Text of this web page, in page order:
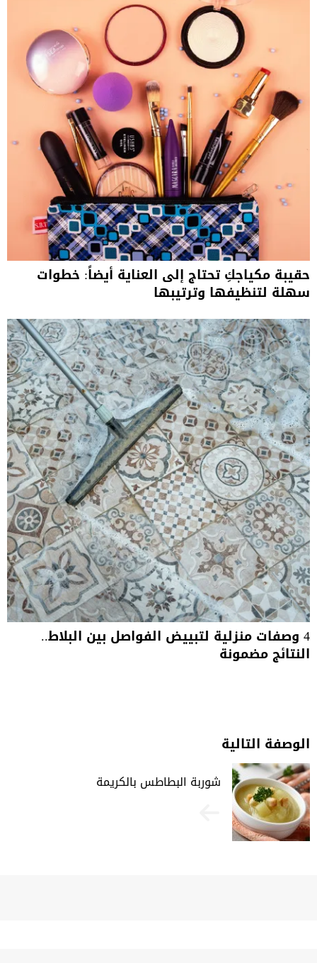
حقيبة مكياجكِ تحتاج إلى العناية أيضاً: خطوات
سهلة لتنظيفها وترتيبها
4 وصفات منزلية لتبييض الفواصل بين البلاط..
النتائج مضمونة
الوصفة التالية
شوربة البطاطس بالكريمة